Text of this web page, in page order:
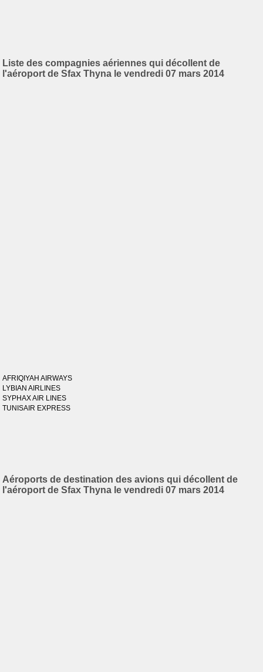
Liste des compagnies aériennes qui décollent de
l'aéroport de Sfax Thyna le vendredi 07 mars 2014
AFRIQIYAH AIRWAYS
LYBIAN AIRLINES
SYPHAX AIR LINES
TUNISAIR EXPRESS
Aéroports de destination des avions qui décollent de
l'aéroport de Sfax Thyna le vendredi 07 mars 2014